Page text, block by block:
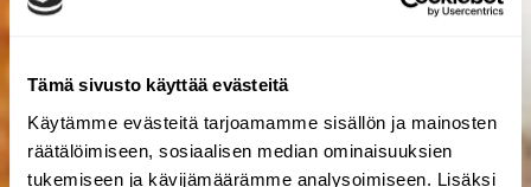
Tämä sivusto käyttää evästeitä
Käytämme evästeitä tarjoamamme sisällön ja mainosten
räätälöimiseen, sosiaalisen median ominaisuuksien
tukemiseen ja kävijämäärämme analysoimiseen. Lisäksi